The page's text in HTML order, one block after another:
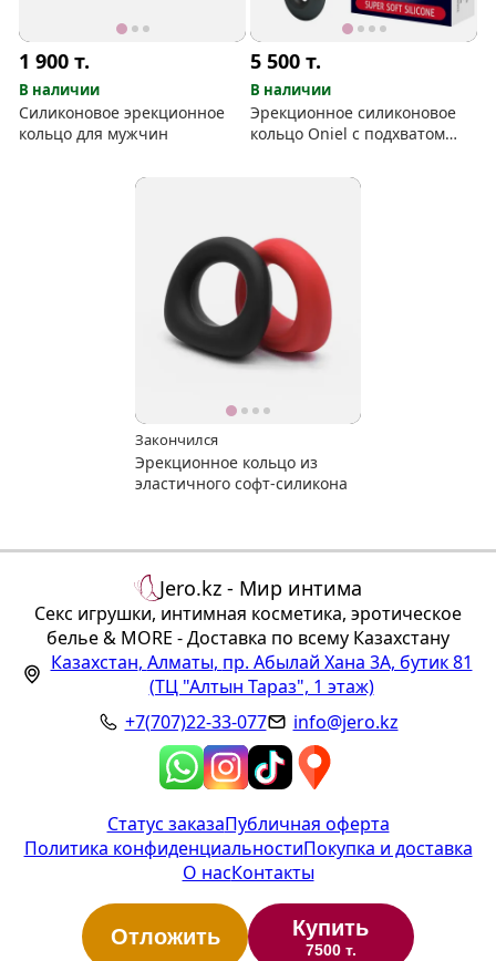
Отложить Купить
7500 т.
1 900т.
В наличии
Силиконовое эрекционное
кольцо для мужчин
5 500т.
В наличии
Эрекционное силиконовое
кольцо Oniel с подхватом
Закончился
Эрекционное кольцо из
эластичного софт-силикона
Jero.kz - Мир интима
Секс игрушки, интимная косметика, эротическое
белье & MORE - Доставка по всему Казахстану
Казахстан, Алматы, пр. Абылай Хана 3А, бутик 81
(ТЦ "Алтын Тараз", 1 этаж)
+7(707)22-33-077
info@jero.kz
Статус заказаПубличная оферта
Политика конфиденциальностиПокупка и доставка
О насКонтакты